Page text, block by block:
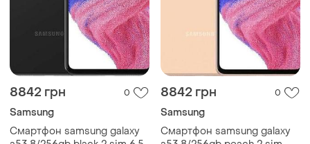
8842 грн 0
Samsung
Смартфон samsung galaxy
8842 грн 0
Samsung
Смартфон samsung galaxy